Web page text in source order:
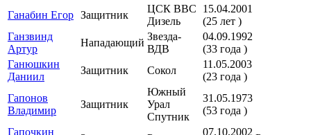
Ганабин Егор Защитник
ЦСК ВВС
Дизель
15.04.2001
(25 лет )
Ганзвинд
Артур
Нападающий
Звезда-
ВДВ
04.09.1992
(33 года )
Ганюшкин
Даниил
Защитник Сокол
11.05.2003
(23 года )
Гапонов
Владимир
Защитник
Южный
Урал
Спутник
31.05.1973
(53 года )
Гапочкин
07.10.2002